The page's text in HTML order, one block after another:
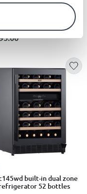
430-ws dual zone wine
- 174 bottles
built-in dual zone
52 bottles